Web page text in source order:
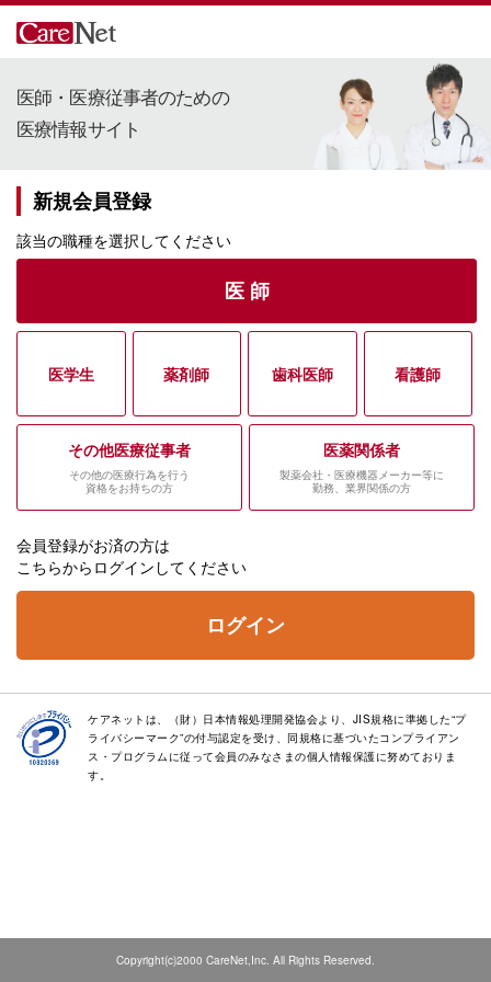
医師・医療従事者のための
医療情報サイト
新規会員登録
該当の職種を選択してください
医 師
医学生 薬剤師 歯科医師 看護師
その他医療従事者
その他の医療行為を行う
資格をお持ちの方
医薬関係者
製薬会社・医療機器メーカー等に
勤務、業界関係の方
会員登録がお済の方は
こちらからログインしてください
ログイン
ケアネットは、（財）日本情報処理開発協会より、JIS規格に準拠した“プ
ライバシーマーク”の付与認定を受け、同規格に基づいたコンプライアン
ス・プログラムに従って会員のみなさまの個人情報保護に努めておりま
す。
Copyright(c)2000 CareNet,Inc. All Rights Reserved.